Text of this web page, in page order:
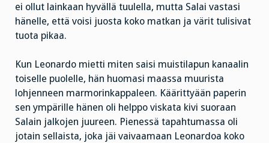
ei ollut lainkaan hyvällä tuulella, mutta Salai vastasi
hänelle, että voisi juosta koko matkan ja värit tulisivat
tuota pikaa.
Kun Leonardo mietti miten saisi muistilapun kanaalin
toiselle puolelle, hän huomasi maassa muurista
lohjenneen marmorinkappaleen. Käärittyään paperin
sen ympärille hänen oli helppo viskata kivi suoraan
Salain jalkojen juureen. Pienessä tapahtumassa oli
jotain sellaista, joka jäi vaivaamaan Leonardoa koko